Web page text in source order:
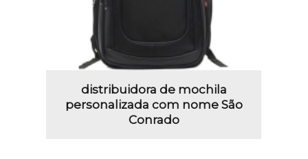
distribuidora de mochila
personalizada com nome São
Conrado